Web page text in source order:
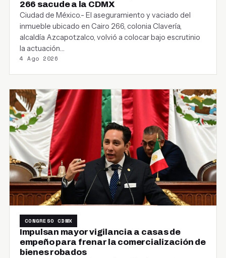
266 sacude a la CDMX
Ciudad de México.- El aseguramiento y vaciado del
inmueble ubicado en Cairo 266, colonia Clavería,
alcaldía Azcapotzalco, volvió a colocar bajo escrutinio
la actuación…
4 Ago 2026
CONGRESO CDMX
Impulsan mayor vigilancia a casas de
empeño para frenar la comercialización de
bienes robados